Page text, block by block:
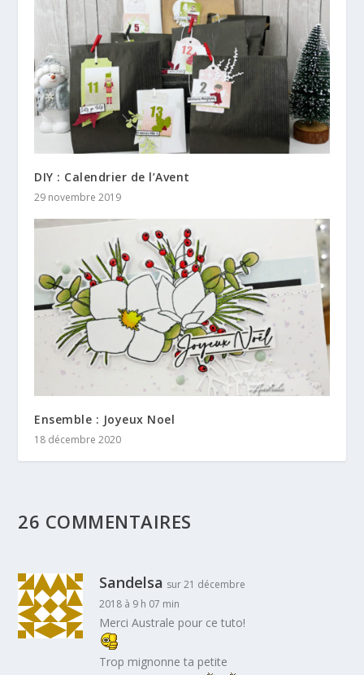
DIY : Calendrier de l’Avent
29 novembre 2019
Ensemble : Joyeux Noel
18 décembre 2020
26 COMMENTAIRES
Sandelsa sur 21 décembre
2018 à 9 h 07 min
Merci Australe pour ce tuto!
Trop mignonne ta petite